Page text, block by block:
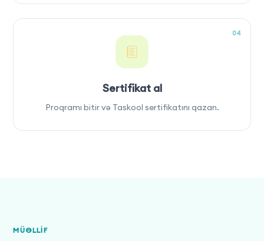
04
Sertifikat al
Proqramı bitir və Taskool sertifikatını qazan.
MÜƏLLIF